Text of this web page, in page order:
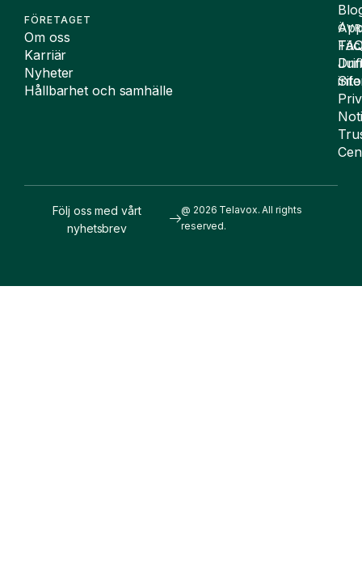
FÖRETAGET
Om oss
Karriär
Nyheter
Hållbarhet och samhälle
@ 2026 Telavox. All rights
reserved.
Följ oss med vårt
nyhetsbrev